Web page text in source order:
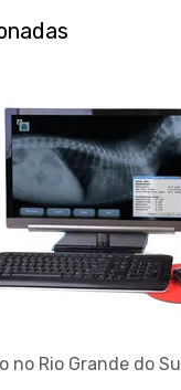
no Rio Grande do Sul